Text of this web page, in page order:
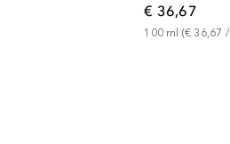
€ 36,67
100 ml (€ 36,67 /